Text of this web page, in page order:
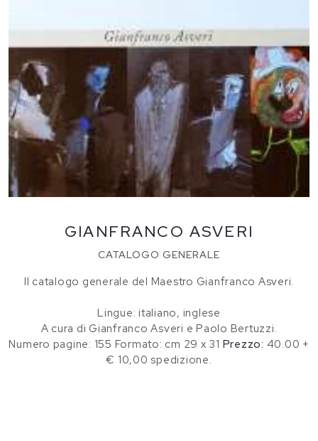
GIANFRANCO ASVERI
CATALOGO GENERALE
Il catalogo generale del Maestro Gianfranco Asveri.
Lingue: italiano, inglese
A cura di Gianfranco Asveri e Paolo Bertuzzi.
Numero pagine: 155 Formato: cm 29 x 31 Prezzo: 40.00 +
€ 10,00 spedizione.